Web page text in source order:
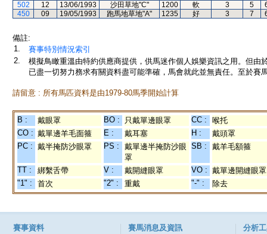
502
12 13/06/1993 沙田草地"C" 1200 軟 3 5
450
09 19/05/1993 跑馬地草地"A" 1235 好 3 7
備註:
1.
賽事特別情況索引
2.
模擬鳥瞰重溫由特約供應商提供，供馬迷作個人娛樂資訊之用。但
已盡一切努力務求有關資料盡可能準確，馬會就此並無責任。至於賽
請留意 : 所有馬匹資料是由1979-80馬季開始計算
B : 戴眼罩 BO : 只戴單邊眼罩 CC :
喉托
CO : 戴單邊羊毛面箍 E : 戴耳塞 H :
戴頭罩
PC : 戴半掩防沙眼罩 PS :
戴單邊半掩防沙眼
罩
SB : 戴羊毛額箍
TT : 綁繫舌帶 V : 戴開縫眼罩 VO : 戴單邊開縫眼罩
"1" :
首次 "2" : 重戴 "-" : 除去
賽事資料 賽馬消息及資訊 分析